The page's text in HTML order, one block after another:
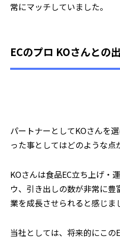
常にマッチしていました。
ECのプロ KOさんとの
⸺パートナーとしてKOさんを
った事としてはどのような点
KOさんは食品EC立ち上げ・
ウ、引き出しの数が非常に
業を成長させられると感じま
当社としては、将来的にこの